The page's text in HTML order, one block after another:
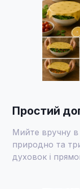
Простий
Мийте вручну в
природно та
духовок і